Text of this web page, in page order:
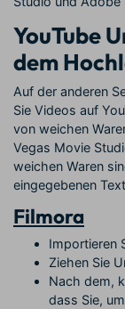
YouTube
dem
Auf der anderen
Sie Videos auf
von weichen
Vegas Movie
weichen Waren
eingegebenen
Filmora
Importieren
Ziehen Sie
Nach dem,
dass Sie,